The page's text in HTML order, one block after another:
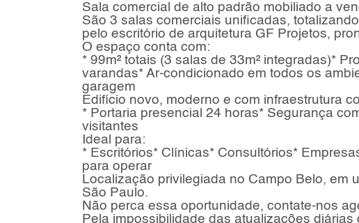
Sala comercial de alto padrão mobiliado a
São 3 salas comerciais unificadas,
pelo escritório de arquitetura GF Projetos,
O espaço conta com:
* 99m² totais (3 salas de 33m² integradas)*
varandas* Ar-condicionado em todos os
garagem
Edifício novo, moderno e com infraestrutura
* Portaria presencial 24 horas* Segurança
visitantes
Ideal para:
* Escritórios* Clínicas* Consultórios*
para operar
Localização privilegiada no Campo Belo, em
São Paulo.
Não perca essa oportunidade, contate-nos
Pela impossibilidade das atualizações